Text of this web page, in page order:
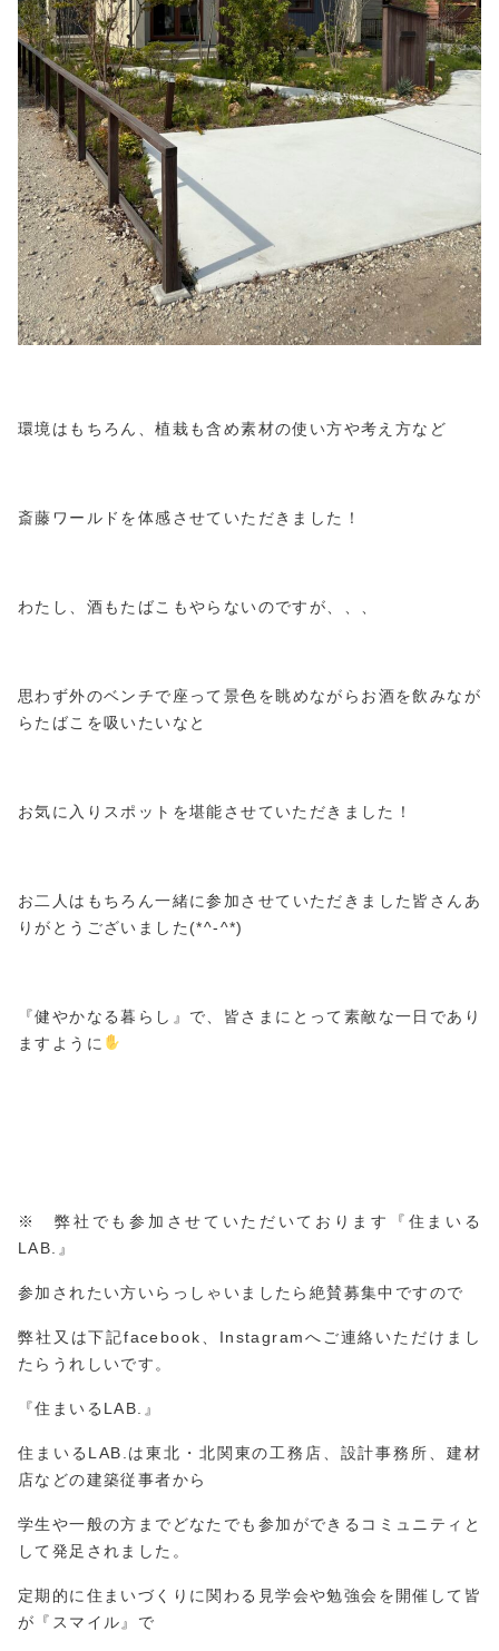
環境はもちろん、植栽も含め素材の使い方や考え方など
斎藤ワールドを体感させていただきました！
わたし、酒もたばこもやらないのですが、、、
思わず外のベンチで座って景色を眺めながらお酒を飲みなが
らたばこを吸いたいなと
お気に入りスポットを堪能させていただきました！
お二人はもちろん一緒に参加させていただきました皆さんあ
りがとうございました(*^-^*)
『健やかなる暮らし』で、皆さまにとって素敵な一日であり
ますように
※ 弊社でも参加させていただいております『住まいる
LAB.』
参加されたい方いらっしゃいましたら絶賛募集中ですので
弊社又は下記facebook、Instagramへご連絡いただけまし
たらうれしいです。
『住まいるLAB.』
住まいるLAB.は東北・北関東の工務店、設計事務所、建材
店などの建築従事者から
学生や一般の方までどなたでも参加ができるコミュニティと
して発足されました。
定期的に住まいづくりに関わる見学会や勉強会を開催して皆
が『スマイル』で